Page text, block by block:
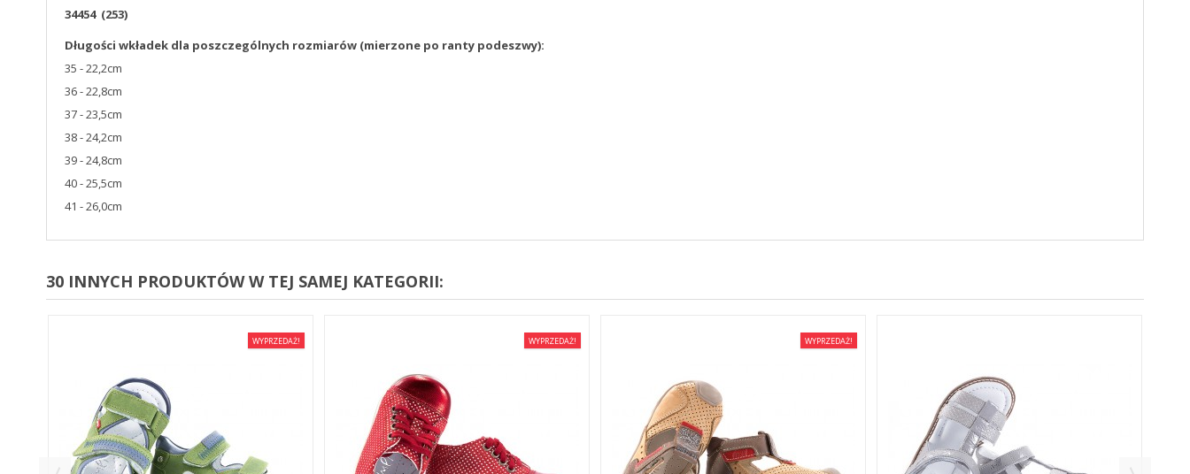
34454 (253)
Długości wkładek dla poszczególnych rozmiarów (mierzone po ranty podeszwy):
35 - 22,2cm
36 - 22,8cm
37 - 23,5cm
38 - 24,2cm
39 - 24,8cm
40 - 25,5cm
41 - 26,0cm
30 INNYCH PRODUKTÓW W TEJ SAMEJ KATEGORII:
WYPRZEDAŻ! WYPRZEDAŻ! WYPRZEDAŻ!